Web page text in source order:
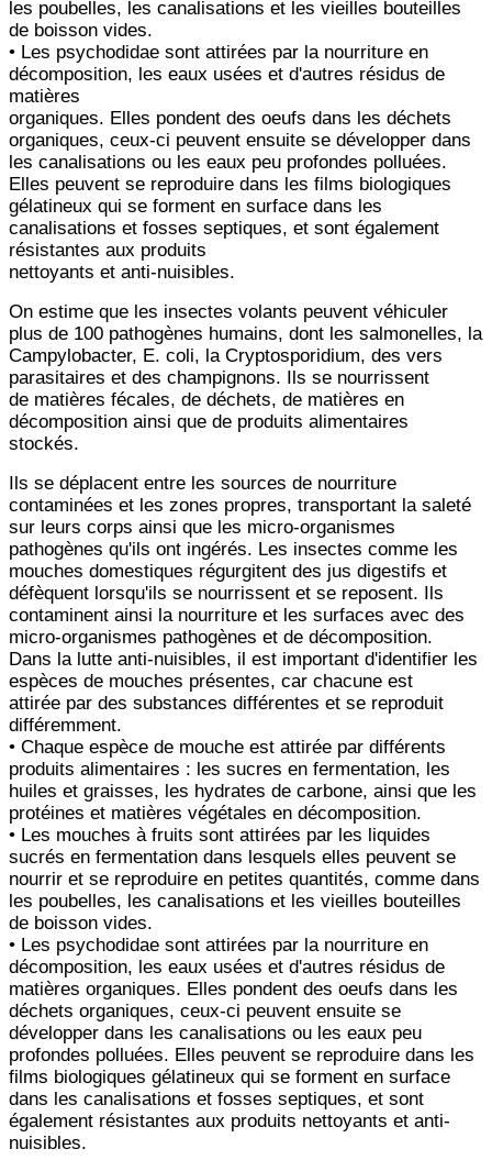
les poubelles, les canalisations et les vieilles bouteilles
de boisson vides.
• Les psychodidae sont attirées par la nourriture en
décomposition, les eaux usées et d'autres résidus de
matières
organiques. Elles pondent des oeufs dans les déchets
organiques, ceux-ci peuvent ensuite se développer dans
les canalisations ou les eaux peu profondes polluées.
Elles peuvent se reproduire dans les films biologiques
gélatineux qui se forment en surface dans les
canalisations et fosses septiques, et sont également
résistantes aux produits
nettoyants et anti-nuisibles.
On estime que les insectes volants peuvent véhiculer
plus de 100 pathogènes humains, dont les salmonelles, la
Campylobacter, E. coli, la Cryptosporidium, des vers
parasitaires et des champignons. Ils se nourrissent
de matières fécales, de déchets, de matières en
décomposition ainsi que de produits alimentaires
stockés.
Ils se déplacent entre les sources de nourriture
contaminées et les zones propres, transportant la saleté
sur leurs corps ainsi que les micro-organismes
pathogènes qu'ils ont ingérés. Les insectes comme les
mouches domestiques régurgitent des jus digestifs et
défèquent lorsqu'ils se nourrissent et se reposent. Ils
contaminent ainsi la nourriture et les surfaces avec des
micro-organismes pathogènes et de décomposition.
Dans la lutte anti-nuisibles, il est important d'identifier les
espèces de mouches présentes, car chacune est
attirée par des substances différentes et se reproduit
différemment.
• Chaque espèce de mouche est attirée par différents
produits alimentaires : les sucres en fermentation, les
huiles et graisses, les hydrates de carbone, ainsi que les
protéines et matières végétales en décomposition.
• Les mouches à fruits sont attirées par les liquides
sucrés en fermentation dans lesquels elles peuvent se
nourrir et se reproduire en petites quantités, comme dans
les poubelles, les canalisations et les vieilles bouteilles
de boisson vides.
• Les psychodidae sont attirées par la nourriture en
décomposition, les eaux usées et d'autres résidus de
matières organiques. Elles pondent des oeufs dans les
déchets organiques, ceux-ci peuvent ensuite se
développer dans les canalisations ou les eaux peu
profondes polluées. Elles peuvent se reproduire dans les
films biologiques gélatineux qui se forment en surface
dans les canalisations et fosses septiques, et sont
également résistantes aux produits nettoyants et anti-
nuisibles.